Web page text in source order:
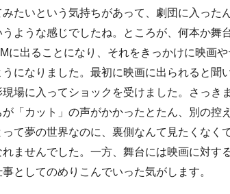
たいという気持ちがあって、劇団に入った
ような感じでしたね。ところが、何本か舞
に出ることになり、それをきっかけに映画
になりました。最初に映画に出られると聞
場に入ってショックを受けました。さっき
「カット」の声がかかったとたん、別の控
て夢の世界なのに、裏側なんて見たくなく
ませんでした。一方、舞台には映画に対す
としてのめりこんでいった気がします。